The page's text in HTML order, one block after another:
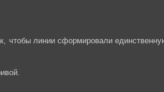
чтобы линии сформировали